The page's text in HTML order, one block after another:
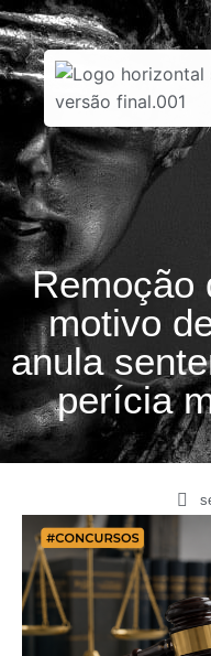
Remoção
motivo
anula
perícia